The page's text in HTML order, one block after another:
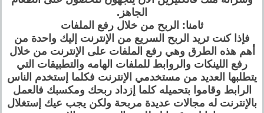
الجاهز.
ثامنا: الربح من خلال رفع الملفات
فإذا كنت تريد الربح السريع من الإنترنت إليك واحدة من
أهم هذه الطرق وهي رفع الملفات على الإنترنت من خلال
رفع اللينكات والروابط للملفات الهامه والتطبيقات التي
يتطلبها العديد من مستخدمي الإنترنت فكلما إستخدم الناس
الرابط وقاموا بتحميله كلما إزداد ربحك ومكسبك فالعمل
بالإنترنت له مجالات عديدة مربحة ولكن يجب عيك إستغلال